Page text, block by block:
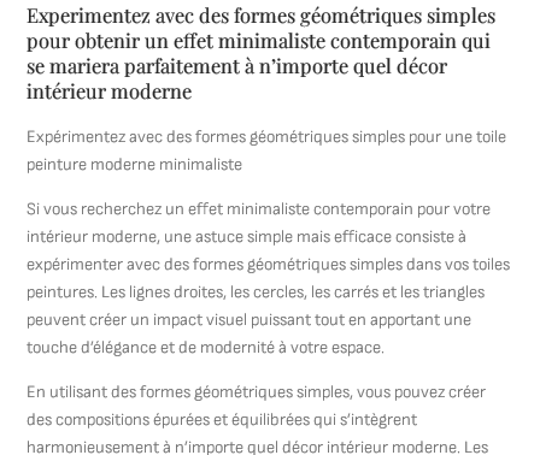
Experimentez avec des formes géométriques simples
pour obtenir un effet minimaliste contemporain qui
se mariera parfaitement à n’importe quel décor
intérieur moderne
Expérimentez avec des formes géométriques simples pour une toile
peinture moderne minimaliste
Si vous recherchez un effet minimaliste contemporain pour votre
intérieur moderne, une astuce simple mais efficace consiste à
expérimenter avec des formes géométriques simples dans vos toiles
peintures. Les lignes droites, les cercles, les carrés et les triangles
peuvent créer un impact visuel puissant tout en apportant une
touche d’élégance et de modernité à votre espace.
En utilisant des formes géométriques simples, vous pouvez créer
des compositions épurées et équilibrées qui s’intègrent
harmonieusement à n’importe quel décor intérieur moderne. Les